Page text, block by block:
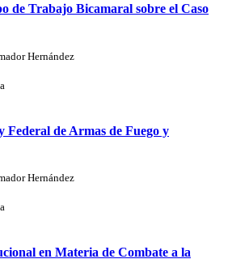
de Trabajo Bicamaral sobre el Caso
Hernández
Federal de Armas de Fuego y
Hernández
en Materia de Combate a la